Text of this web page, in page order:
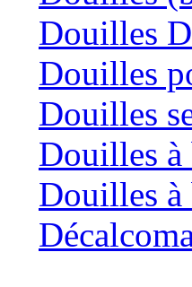
Douilles
Douilles
Douilles
Douilles à
Douilles à